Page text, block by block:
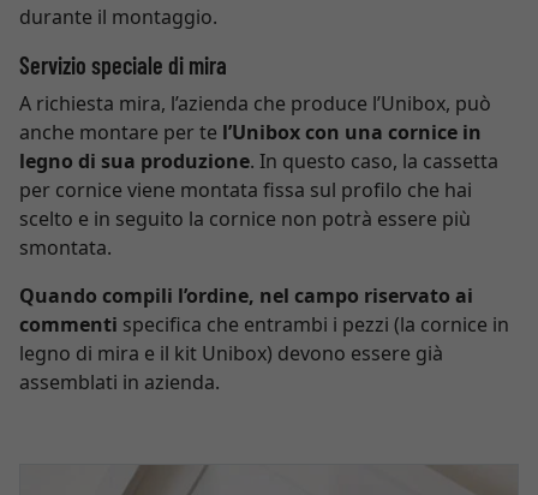
durante il montaggio.
Servizio speciale di mira
A richiesta mira, l’azienda che produce l’Unibox, può
anche montare per te l’Unibox con una cornice in
legno di sua produzione. In questo caso, la cassetta
per cornice viene montata fissa sul profilo che hai
scelto e in seguito la cornice non potrà essere più
smontata.
Quando compili l’ordine, nel campo riservato ai
commenti specifica che entrambi i pezzi (la cornice in
legno di mira e il kit Unibox) devono essere già
assemblati in azienda.